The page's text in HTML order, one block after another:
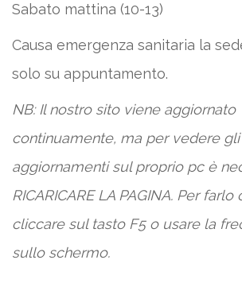
Sabato mattina (10-13)
Causa emergenza sanitaria la
solo su appuntamento.
NB: Il nostro sito viene aggiornato
continuamente, ma per vedere gli
aggiornamenti sul proprio pc è
RICARICARE LA PAGINA. Per
cliccare sul tasto F5 o usare la
sullo schermo.